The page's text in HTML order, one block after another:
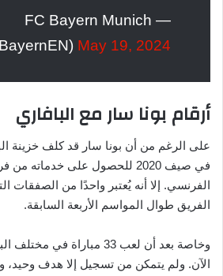
— FC Bayern Munich
May 19, 2024
أرقام بونا سار مع البافاري
على الرغم من أن بونا سار قد كلف خزينة
في صيف 2020 للحصول على خدماته
الفرنسي. إلا أنه يُعتبر واحدًا من الصفقات
الفريق طوال المواسم الأربعة السابقة.
وخاصة بعد أن لعب 33 مباراة
الآن. ولم يتمكن من تسجيل إلا هدف وحيد،